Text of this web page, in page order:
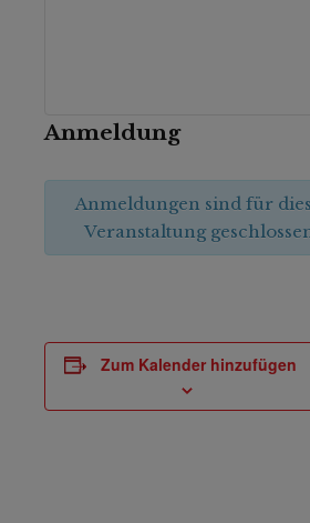
Anmeldung
Anmeldungen sind für
Veranstaltung
Zum Kalender hinzufügen